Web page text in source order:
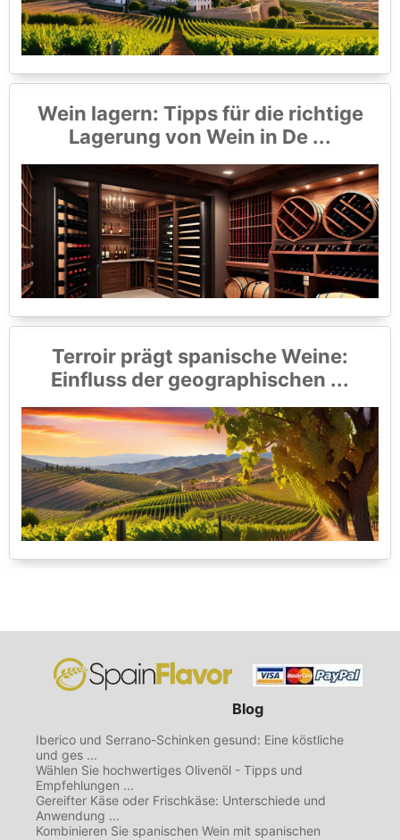
Wein lagern: Tipps für die richtige
Lagerung von Wein in De ...
Terroir prägt spanische Weine:
Einfluss der geographischen ...
Blog
Iberico und Serrano-Schinken gesund: Eine köstliche
und ges ...
Wählen Sie hochwertiges Olivenöl - Tipps und
Empfehlungen ...
Gereifter Käse oder Frischkäse: Unterschiede und
Anwendung ...
Kombinieren Sie spanischen Wein mit spanischen